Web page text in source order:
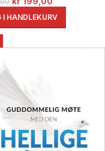
I HANDLEKURV